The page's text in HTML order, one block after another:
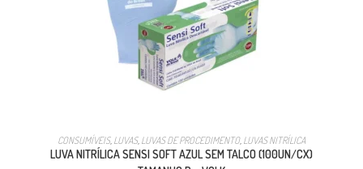
CONSUMÍVEIS, LUVAS, LUVAS DE PROCEDIMENTO, LUVAS NITRÍLICA
LUVA NITRÍLICA SENSI SOFT AZUL SEM TALCO (100UN/CX)